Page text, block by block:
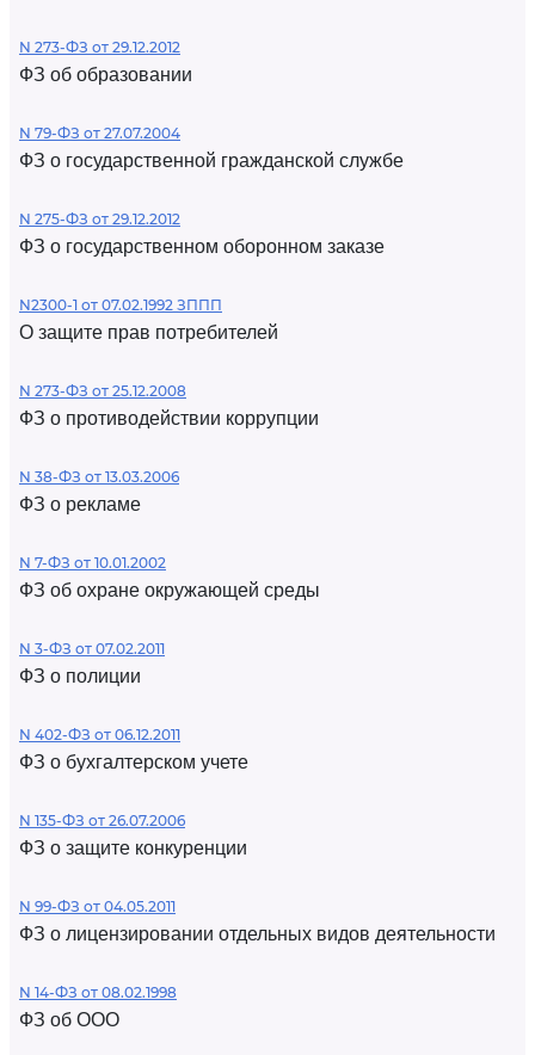
N 273-ФЗ от 29.12.2012
ФЗ об образовании
N 79-ФЗ от 27.07.2004
ФЗ о государственной гражданской службе
N 275-ФЗ от 29.12.2012
ФЗ о государственном оборонном заказе
N2300-1 от 07.02.1992 ЗППП
О защите прав потребителей
N 273-ФЗ от 25.12.2008
ФЗ о противодействии коррупции
N 38-ФЗ от 13.03.2006
ФЗ о рекламе
N 7-ФЗ от 10.01.2002
ФЗ об охране окружающей среды
N 3-ФЗ от 07.02.2011
ФЗ о полиции
N 402-ФЗ от 06.12.2011
ФЗ о бухгалтерском учете
N 135-ФЗ от 26.07.2006
ФЗ о защите конкуренции
N 99-ФЗ от 04.05.2011
ФЗ о лицензировании отдельных видов деятельности
N 14-ФЗ от 08.02.1998
ФЗ об ООО